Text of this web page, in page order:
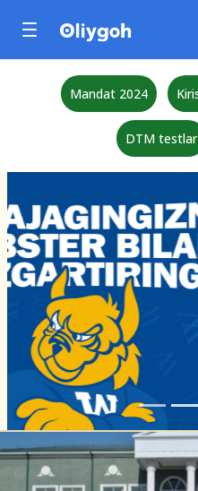
Mandat 2024
DTM testlar